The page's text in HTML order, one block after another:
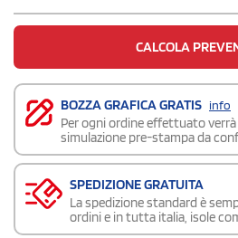
CALCOLA
BOZZA GRAFICA GRATIS info
Per ogni ordine effettuato
simulazione pre-stampa da
SPEDIZIONE GRATUITA
La spedizione standard è
ordini e in tutta italia, isole